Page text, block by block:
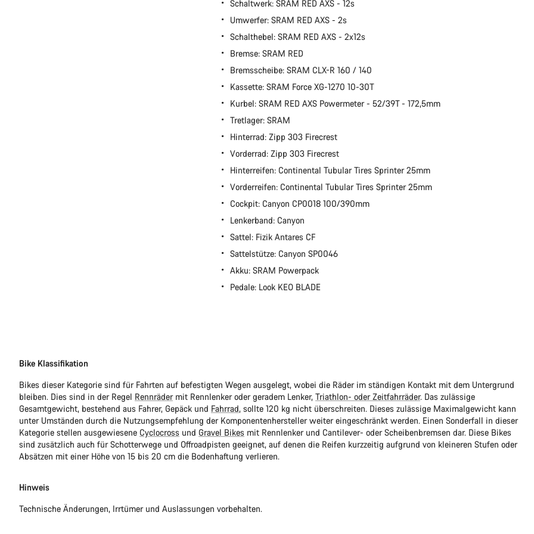
Schaltwerk: SRAM RED AXS - 12s
Umwerfer: SRAM RED AXS - 2s
Schalthebel: SRAM RED AXS - 2x12s
Bremse: SRAM RED
Bremsscheibe: SRAM CLX-R 160 / 140
Kassette: SRAM Force XG-1270 10-30T
Kurbel: SRAM RED AXS Powermeter - 52/39T - 172,5mm
Tretlager: SRAM
Hinterrad: Zipp 303 Firecrest
Vorderrad: Zipp 303 Firecrest
Hinterreifen: Continental Tubular Tires Sprinter 25mm
Vorderreifen: Continental Tubular Tires Sprinter 25mm
Cockpit: Canyon CP0018 100/390mm
Lenkerband: Canyon
Sattel: Fizik Antares CF
Sattelstütze: Canyon SP0046
Akku: SRAM Powerpack
Pedale: Look KEO BLADE
Bike Klassifikation
Bikes dieser Kategorie sind für Fahrten auf befestigten Wegen ausgelegt, wobei die Räder im ständigen Kontakt mit dem Untergrund
bleiben. Dies sind in der Regel Rennrädermit Rennlenker oder geradem Lenker, Triathlon- oder Zeitfahrräder. Das zulässige
Gesamtgewicht, bestehend aus Fahrer, Gepäck und Fahrrad, sollte 120 kg nicht überschreiten. Dieses zulässige Maximalgewicht kann
unter Umständen durch die Nutzungsempfehlung der Komponentenhersteller weiter eingeschränkt werden. Einen Sonderfall in dieser
Kategorie stellen ausgewiesene Cyclocross und Gravel Bikes mit Rennlenker und Cantilever- oder Scheibenbremsen dar. Diese Bikes
sind zusätzlich auch für Schotterwege und Offroadpisten geeignet, auf denen die Reifen kurzzeitig aufgrund von kleineren Stufen oder
Absätzen mit einer Höhe von 15 bis 20 cm die Bodenhaftung verlieren.
Hinweis
Technische Änderungen, Irrtümer und Auslassungen vorbehalten.